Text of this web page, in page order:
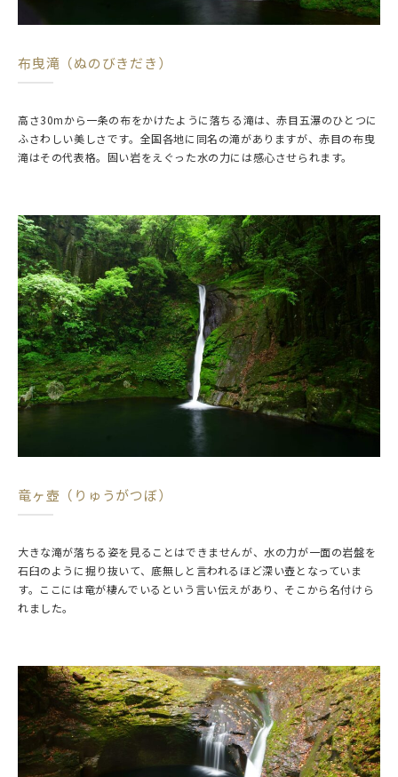
布曳滝（ぬのびきだき）
高さ30mから一条の布をかけたように落ちる滝は、赤目五瀑のひとつに
ふさわしい美しさです。全国各地に同名の滝がありますが、赤目の布曳
滝はその代表格。固い岩をえぐった水の力には感心させられます。
竜ヶ壺（りゅうがつぼ）
大きな滝が落ちる姿を見ることはできませんが、水の力が一面の岩盤を
石臼のように掘り抜いて、底無しと言われるほど深い壺となっていま
す。ここには竜が棲んでいるという言い伝えがあり、そこから名付けら
れました。